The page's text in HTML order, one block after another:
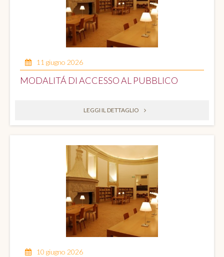
11 giugno 2026
MODALITÁ DI ACCESSO AL PUBBLICO
LEGGI IL DETTAGLIO
10 giugno 2026